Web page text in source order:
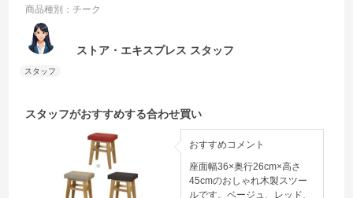
商品種別：チーク
ストア・エキスプレス スタッフ
スタッフがおすすめする合わせ買い
おすすめコメント
座面幅36×奥行26cm×高さ
45cmのおしゃれ木製スツー
ルです。ベージュ、レッド、